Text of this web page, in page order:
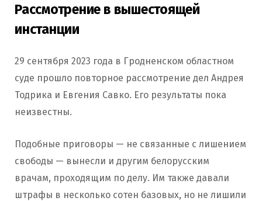
Рассмотрение в вышестоящей
инстанции
29 сентября 2023 года в Гродненском областном
суде прошло повторное рассмотрение дел Андрея
Тодрика и Евгения Савко. Его результаты пока
неизвестны.
Подобные приговоры — не связанные с лишением
свободы — вынесли и другим белорусским
врачам, проходящим по делу. Им также давали
штрафы в несколько сотен базовых, но не лишили